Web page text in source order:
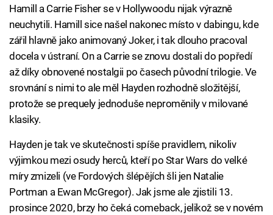
Hamill a Carrie Fisher se v Hollywoodu nijak výrazně
neuchytili. Hamill sice našel nakonec místo v dabingu, kde
zářil hlavně jako animovaný Joker, i tak dlouho pracoval
docela v ústraní. On a Carrie se znovu dostali do popředí
až díky obnovené nostalgii po časech původní trilogie. Ve
srovnání s nimi to ale měl Hayden rozhodně složitější,
protože se prequely jednoduše neproměnily v milované
klasiky.
Hayden je tak ve skutečnosti spíše pravidlem, nikoliv
výjimkou mezi osudy herců, kteří po Star Wars do velké
míry zmizeli (ve Fordových šlépějích šli jen Natalie
Portman a Ewan McGregor). Jak jsme ale zjistili 13.
prosince 2020, brzy ho čeká comeback, jelikož se v novém